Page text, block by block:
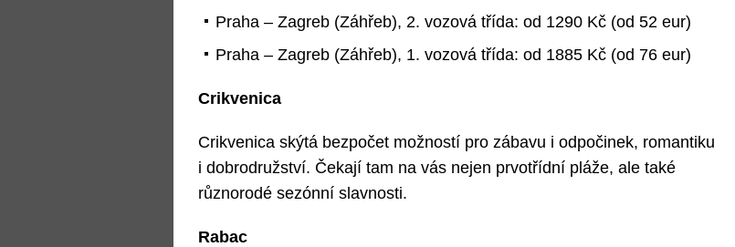
Praha – Zagreb (Záhřeb), 2. vozová třída: od 1290 Kč (od 52 eur)
Praha – Zagreb (Záhřeb), 1. vozová třída: od 1885 Kč (od 76 eur)
Crikvenica
Crikvenica skýtá bezpočet možností pro zábavu i odpočinek, romantiku
i dobrodružství. Čekají tam na vás nejen prvotřídní pláže, ale také
různorodé sezónní slavnosti.
Rabac